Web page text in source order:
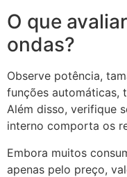
O que
ondas?
Observe potência,
funções automáticas,
Além disso, verifique
interno comporta os
Embora muitos
apenas pelo preço,